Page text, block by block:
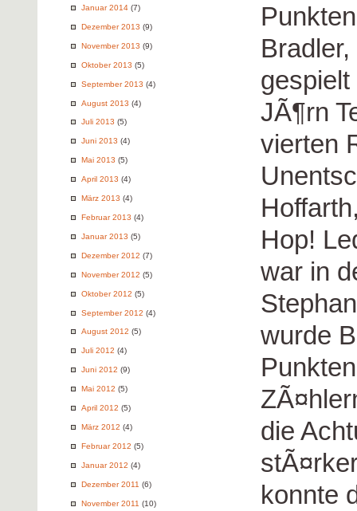
Januar 2014 (7)
Dezember 2013 (9)
November 2013 (9)
Oktober 2013 (5)
September 2013 (4)
August 2013 (4)
Juli 2013 (5)
Juni 2013 (4)
Mai 2013 (5)
April 2013 (4)
März 2013 (4)
Februar 2013 (4)
Januar 2013 (5)
Dezember 2012 (7)
November 2012 (5)
Oktober 2012 (5)
September 2012 (4)
August 2012 (5)
Juli 2012 (4)
Juni 2012 (9)
Mai 2012 (5)
April 2012 (5)
März 2012 (4)
Februar 2012 (5)
Januar 2012 (4)
Dezember 2011 (6)
November 2011 (10)
JÃ¶rn
vierten
Hop!
war in
wurde
die
konnte